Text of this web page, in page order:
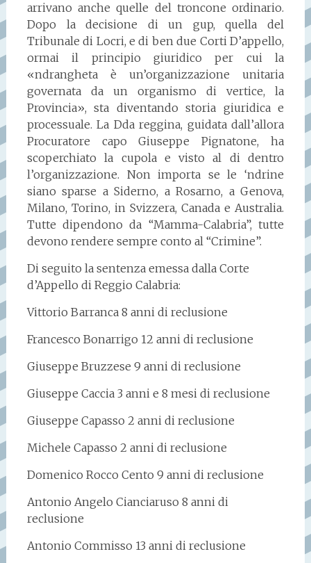
arrivano anche quelle del troncone ordinario.
Dopo la decisione di un gup, quella del
Tribunale di Locri, e di ben due Corti D’appello,
ormai il principio giuridico per cui la
«ndrangheta è un’organizzazione unitaria
governata da un organismo di vertice, la
Provincia», sta diventando storia giuridica e
processuale. La Dda reggina, guidata dall’allora
Procuratore capo Giuseppe Pignatone, ha
scoperchiato la cupola e visto al di dentro
l’organizzazione. Non importa se le ‘ndrine
siano sparse a Siderno, a Rosarno, a Genova,
Milano, Torino, in Svizzera, Canada e Australia.
Tutte dipendono da “Mamma-Calabria”, tutte
devono rendere sempre conto al “Crimine”.
Di seguito la sentenza emessa dalla Corte
d’Appello di Reggio Calabria:
Vittorio Barranca 8 anni di reclusione
Francesco Bonarrigo 12 anni di reclusione
Giuseppe Bruzzese 9 anni di reclusione
Giuseppe Caccia 3 anni e 8 mesi di reclusione
Giuseppe Capasso 2 anni di reclusione
Michele Capasso 2 anni di reclusione
Domenico Rocco Cento 9 anni di reclusione
Antonio Angelo Cianciaruso 8 anni di
reclusione
Antonio Commisso 13 anni di reclusione